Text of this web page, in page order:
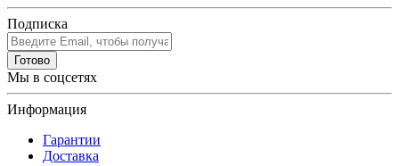
Подписка
Готово
Мы в соцсетях
Информация
Гарантии
Доставка